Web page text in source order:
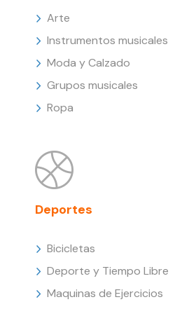
Arte
Instrumentos musicales
Moda y Calzado
Grupos musicales
Ropa
Deportes
Bicicletas
Deporte y Tiempo Libre
Maquinas de Ejercicios